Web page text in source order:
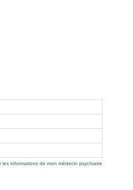
les informations de mon médecin psychiatre